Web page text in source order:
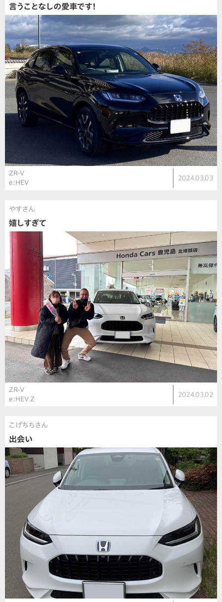
言うことなしの愛車です！
ZR-V
e:HEV
2024.03.03
やすさん
嬉しすぎて
ZR-V
e:HEV Z
2024.03.02
こげちちさん
出会い